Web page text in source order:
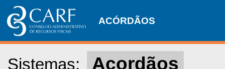
ACÓRDÃOS
Sistemas: Acordãos